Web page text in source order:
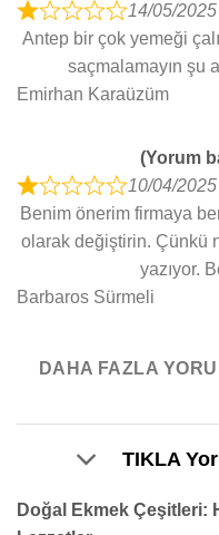
u
t
o
f
R
a
t
e
o
u
t
f
14/05/2025
Antep bir çok yemeği
saçmalamayın şu
Emirhan Karaüzüm
(Yorum
R
a
d
o
t
5
10/04/2025
Benim önerim firmaya
olarak değiştirin. Çünkü
yazıyor.
Barbaros Sürmeli
DAHA FAZLA
TIKLA
Doğal Ekmek Çeşitleri: